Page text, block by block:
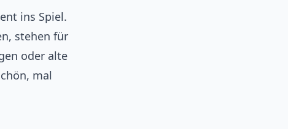
ins Spiel.
stehen für
oder alte
mal